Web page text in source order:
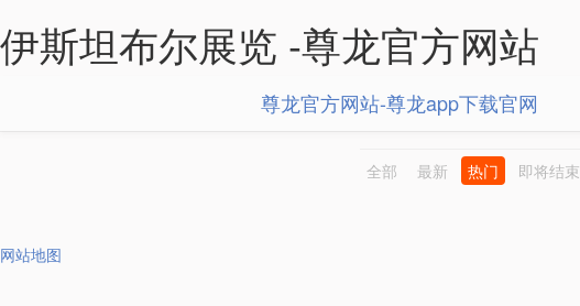
伊斯坦布尔展览 -尊龙官方网站
尊龙官方网站-尊龙app下载官网
全部 最新 热门 即将结束
网站地图